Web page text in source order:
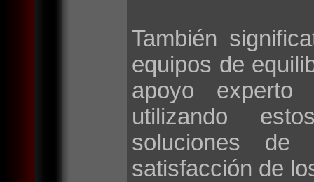
También
equipos de
apoyo experto
utilizando
soluciones de
satisfacción de